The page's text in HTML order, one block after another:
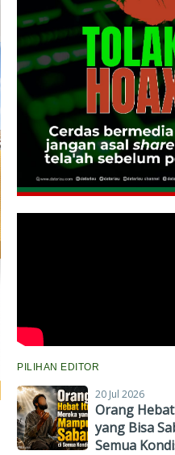
PILIHAN EDITOR
20 Jul 2026
Orang
yang Bisa
Semua